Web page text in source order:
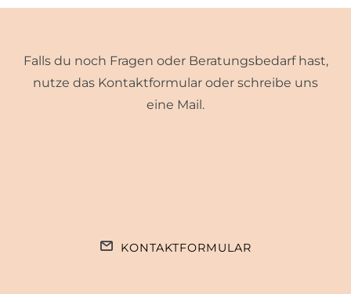
Falls du noch Fragen oder Beratungsbedarf hast,
nutze das Kontaktformular oder schreibe uns
eine Mail.
KONTAKTFORMULAR